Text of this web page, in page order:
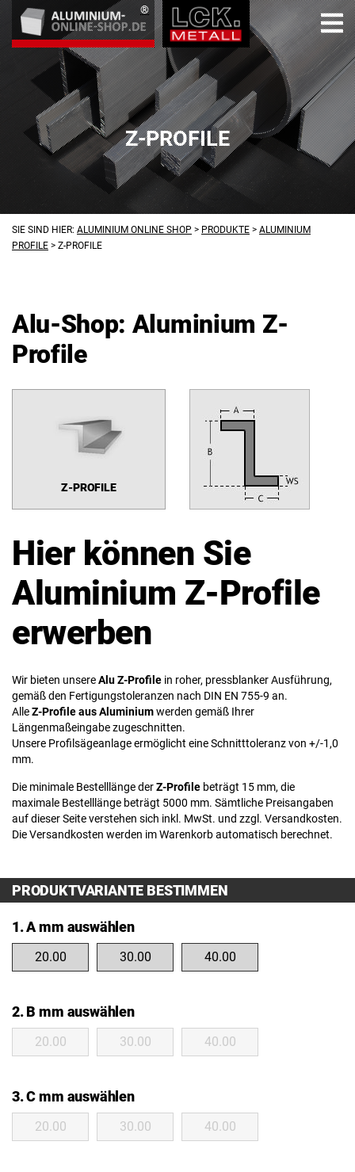
Z-PROFILE
SIE SIND HIER: ALUMINIUM ONLINE SHOP > PRODUKTE > ALUMINIUM
PROFILE > Z-PROFILE
Alu-Shop: Aluminium Z-
Profile
Z-PROFILE
Hier können Sie
Aluminium Z-Profile
erwerben
Wir bieten unsereAlu Z-Profile in roher, pressblanker Ausführung,
gemäß den Fertigungstoleranzen nach DIN EN 755-9 an.
AlleZ-Profile aus Aluminiumwerden gemäß Ihrer
Längenmaßeingabe zugeschnitten.
Unsere Profilsägeanlage ermöglicht eine Schnitttoleranz von +/-1,0
mm.
Die minimale Bestelllänge derZ-Profile beträgt 15 mm, die
maximale Bestelllänge beträgt 5000 mm. Sämtliche Preisangaben
auf dieser Seite verstehen sich inkl. MwSt. und zzgl. Versandkosten.
Die Versandkosten werden im Warenkorb automatisch berechnet.
PRODUKTVARIANTE BESTIMMEN
1. A mm auswählen
20.00 30.00 40.00
2. B mm auswählen
20.00 30.00 40.00
3. C mm auswählen
20.00 30.00 40.00